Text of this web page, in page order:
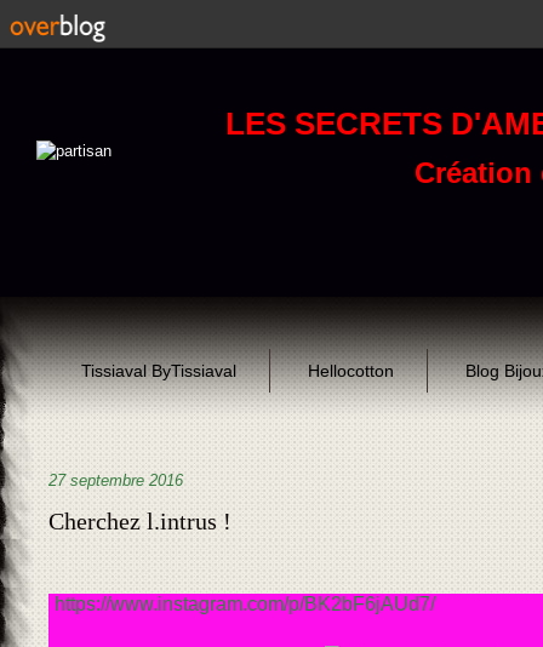
LES SECRETS
Création
Tissiaval ByTissiaval Hellocotton Blog
27 septembre 2016
Cherchez l.intrus !
https://www.instagram.com/p/BK2bF6jAUd7/